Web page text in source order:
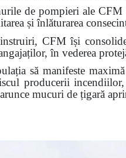
de pompieri ale
și înlăturarea
CFM își
în vederea
să manifeste
producerii
mucuri de țigară